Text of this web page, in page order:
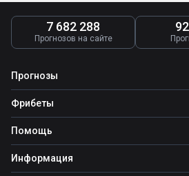
7 682 288
Прогнозов на сайте
Прогнозы
Все прогнозы
Топ ставок
Прогнозы на футбол
Фрибеты
Фрибеты
Фрибет Ubet
Фрибет Фонбет
Помощь
Школа ставок
Вопросы и ответы
Информация